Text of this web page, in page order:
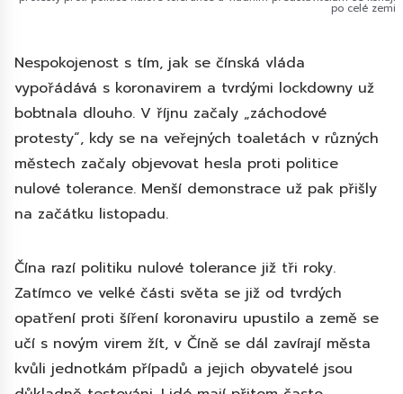
po celé zemi
Nespokojenost s tím, jak se čínská vláda
vypořádává s koronavirem a tvrdými lockdowny už
bobtnala dlouho. V říjnu začaly „záchodové
protesty“, kdy se na veřejných toaletách v různých
městech začaly objevovat hesla proti politice
nulové tolerance. Menší demonstrace už pak přišly
na začátku listopadu.
Čína razí politiku nulové tolerance již tři roky.
Zatímco ve velké části světa se již od tvrdých
opatření proti šíření koronaviru upustilo a země se
učí s novým virem žít, v Číně se dál zavírají města
kvůli jednotkám případů a jejich obyvatelé jsou